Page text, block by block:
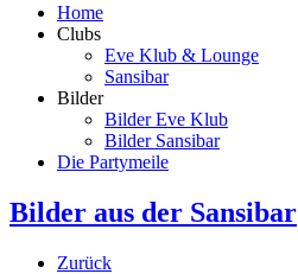
Home
Clubs
Eve Klub & Lounge
Sansibar
Bilder
Bilder Eve Klub
Bilder Sansibar
Die Partymeile
Bilder aus der Sansibar
Zurück